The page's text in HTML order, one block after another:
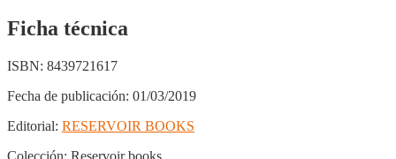
Ficha técnica
ISBN: 8439721617
Fecha de publicación: 01/03/2019
Editorial: RESERVOIR BOOKS